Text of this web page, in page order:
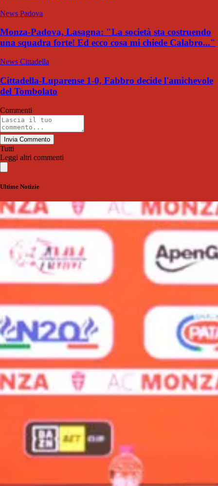
News Padova
Monza-Padova, Lasagna: "La società sta costruendo
una squadra forte! Ed ecco cosa mi chiede Calabro..."
News Cittadella
Cittadella-Luparense 1-0, Fabbro decide l'amichevole
del Tombolato
Commenti
Invia Commento
Tutti
Leggi altri commenti
Ultime Notizie